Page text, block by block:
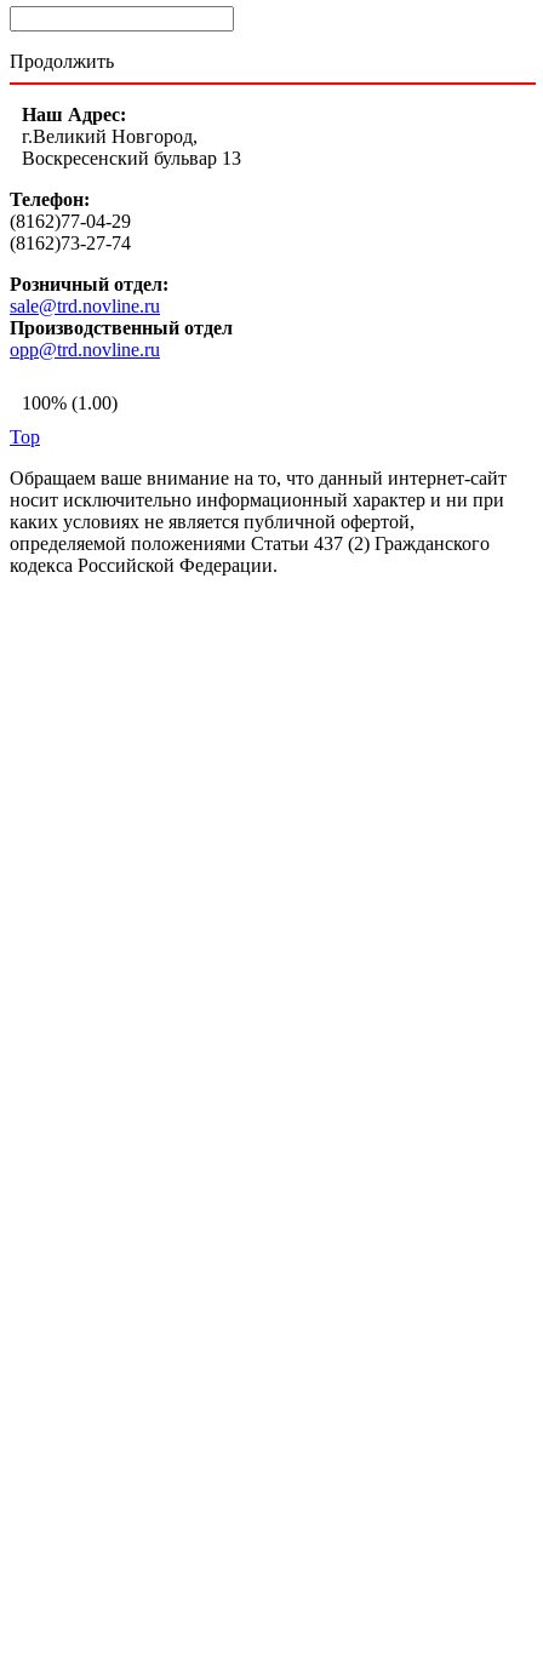
Продолжить
Наш Адрес:
г.Великий Новгород,
Воскресенский бульвар 13
Телефон:
(8162)77-04-29
(8162)73-27-74
Розничный отдел:
sale@trd.novline.ru
Производственный отдел
opp@trd.novline.ru
100% (1.00)
Top
Обращаем ваше внимание на то, что данный интернет-сайт
носит исключительно информационный характер и ни при
каких условиях не является публичной офертой,
определяемой положениями Статьи 437 (2) Гражданского
кодекса Российской Федерации.